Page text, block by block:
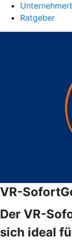
Ratgeber
VR-
Der VR-
sich ideal